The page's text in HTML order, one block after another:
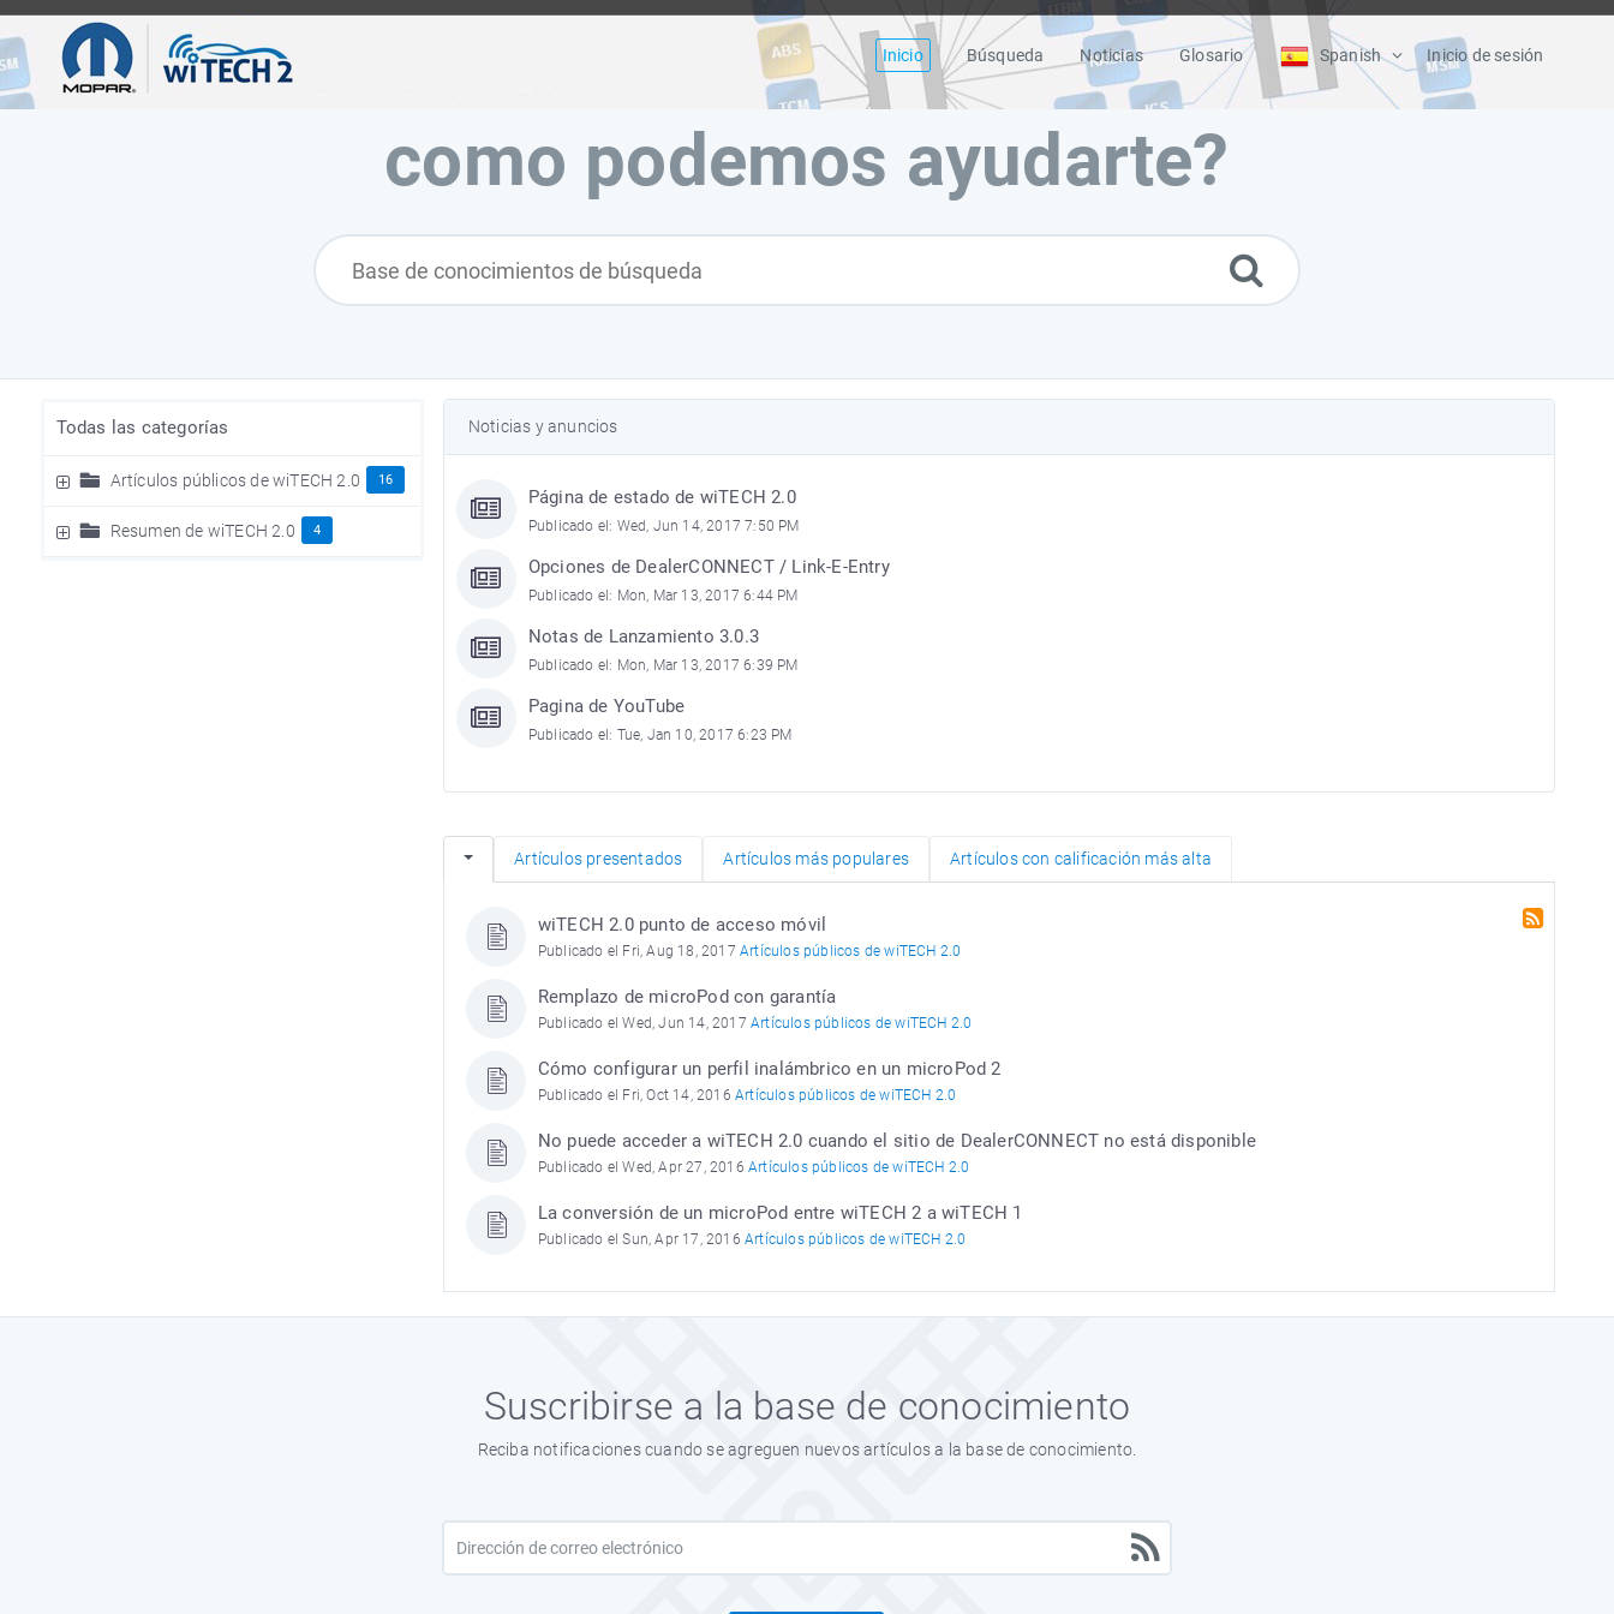
Inicio Búsqueda Noticias Glosario Spanish Inicio de sesión
como podemos ayudarte?
Todas las categorías
Artículos públicos de wiTECH 2.0 16
Resumen de wiTECH 2.0 4
Noticias y anuncios
Página de estado de wiTECH 2.0
Publicado el: Wed, Jun 14, 2017 7:50 PM
Opciones de DealerCONNECT / Link-E-Entry
Publicado el: Mon, Mar 13, 2017 6:44 PM
Notas de Lanzamiento 3.0.3
Publicado el: Mon, Mar 13, 2017 6:39 PM
Pagina de YouTube
Publicado el: Tue, Jan 10, 2017 6:23 PM
Artículos presentados Artículos más populares Artículos con calificación más alta
wiTECH 2.0 punto de acceso móvil
Publicado el Fri, Aug 18, 2017 Artículos públicos de wiTECH 2.0
Remplazo de microPod con garantía
Publicado el Wed, Jun 14, 2017 Artículos públicos de wiTECH 2.0
Cómo configurar un perfil inalámbrico en un microPod 2
Publicado el Fri, Oct 14, 2016 Artículos públicos de wiTECH 2.0
No puede acceder a wiTECH 2.0 cuando el sitio de DealerCONNECT no está disponible
Publicado el Wed, Apr 27, 2016 Artículos públicos de wiTECH 2.0
La conversión de un microPod entre wiTECH 2 a wiTECH 1
Publicado el Sun, Apr 17, 2016 Artículos públicos de wiTECH 2.0
Suscribirse a la base de conocimiento
Reciba notificaciones cuando se agreguen nuevos artículos a la base de conocimiento.